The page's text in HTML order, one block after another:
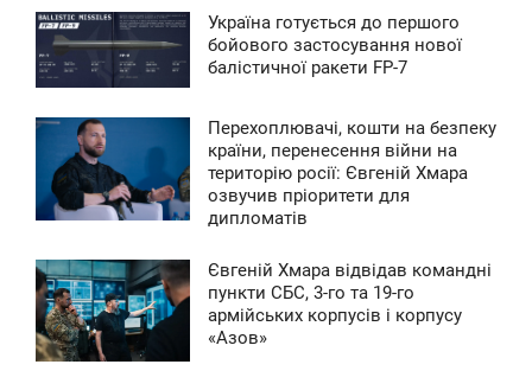
Україна готується до першого
бойового застосування нової
балістичної ракети FP-7
Перехоплювачі, кошти на безпеку
країни, перенесення війни на
територію росії: Євгеній Хмара
озвучив пріоритети для
дипломатів
Євгеній Хмара відвідав командні
пункти СБС, 3-го та 19-го
армійських корпусів і корпусу
«Азов»